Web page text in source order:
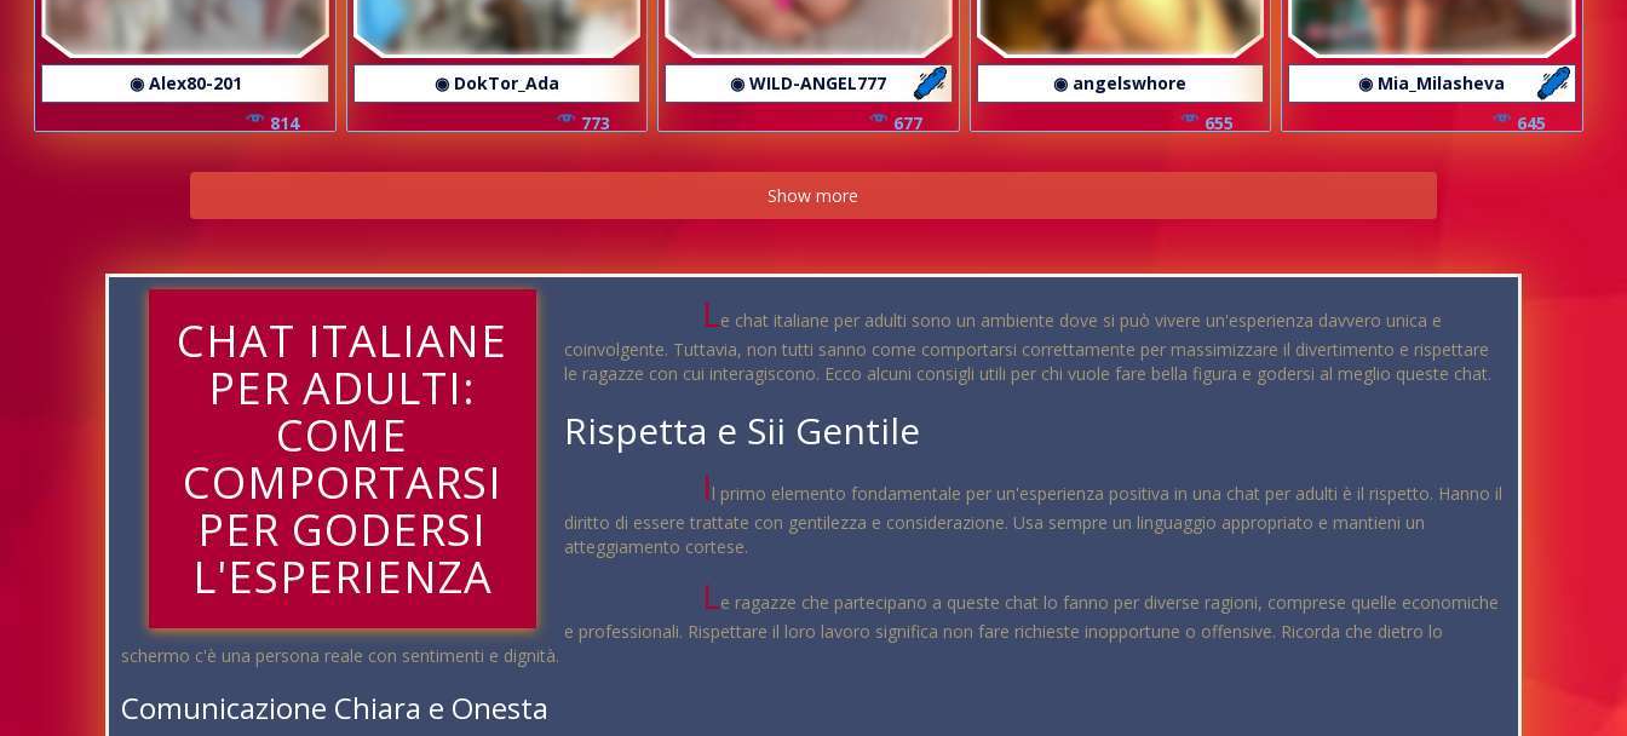
◉ Alex80-201
814
◉ DokTor_Ada
773
◉ WILD-ANGEL777
677
◉ angelswhore
655
◉ Mia_Milasheva
645
Show more
CHAT ITALIANE
PER ADULTI:
COME
COMPORTARSI
PER GODERSI
L'ESPERIENZA
Le chat italiane per adulti sono un ambiente dove si può vivere un'esperienza davvero unica e
coinvolgente. Tuttavia, non tutti sanno come comportarsi correttamente per massimizzare il divertimento e rispettare
le ragazze con cui interagiscono. Ecco alcuni consigli utili per chi vuole fare bella figura e godersi al meglio queste chat.
Rispetta e Sii Gentile
Il primo elemento fondamentale per un'esperienza positiva in una chat per adulti è il rispetto. Hanno il
diritto di essere trattate con gentilezza e considerazione. Usa sempre un linguaggio appropriato e mantieni un
atteggiamento cortese.
Le ragazze che partecipano a queste chat lo fanno per diverse ragioni, comprese quelle economiche
e professionali. Rispettare il loro lavoro significa non fare richieste inopportune o offensive. Ricorda che dietro lo
schermo c'è una persona reale con sentimenti e dignità.
Comunicazione Chiara e Onesta